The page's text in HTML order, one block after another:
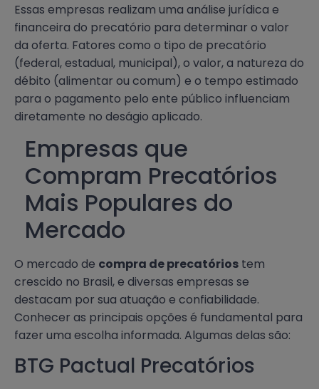
Essas empresas realizam uma análise jurídica e
financeira do precatório para determinar o valor
da oferta. Fatores como o tipo de precatório
(federal, estadual, municipal), o valor, a natureza do
débito (alimentar ou comum) e o tempo estimado
para o pagamento pelo ente público influenciam
diretamente no deságio aplicado.
Empresas que
Compram Precatórios
Mais Populares do
Mercado
O mercado de compra de precatórios tem
crescido no Brasil, e diversas empresas se
destacam por sua atuação e confiabilidade.
Conhecer as principais opções é fundamental para
fazer uma escolha informada. Algumas delas são:
BTG Pactual Precatórios